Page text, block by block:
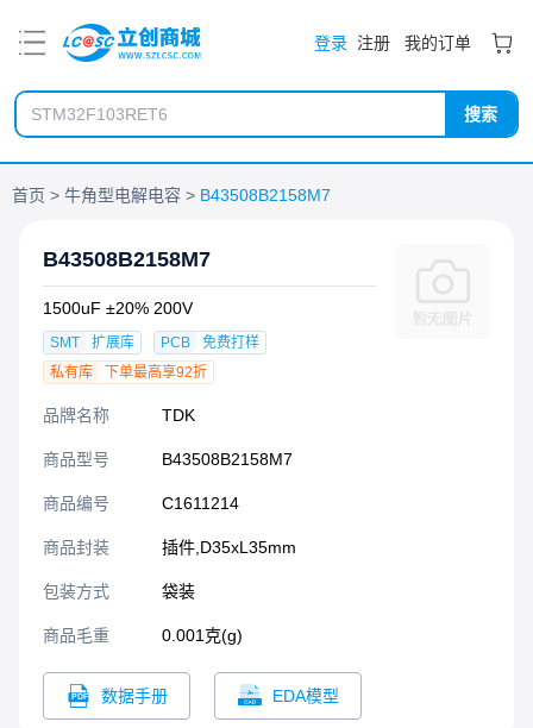
登录 注册 我的订单
搜索
首页 牛角型电解电容 B43508B2158M7
B43508B2158M7
1500uF ±20% 200V
SMT 扩展库 PCB
免费打样
私有库
下单最高享92折
品牌名称 TDK
商品型号 B43508B2158M7
商品编号 C1611214
商品封装 插件,D35xL35mm​
包装方式 袋装
商品毛重 0.001克(g)
数据手册 EDA模型